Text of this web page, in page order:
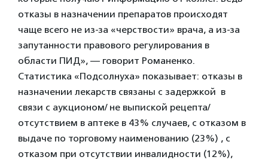
отказы в назначении препаратов происходят
чаще всего не из-за «черствости» врача, а из-за
запутанности правового регулирования в
области ПИД», — говорит Романенко.
Статистика «Подсолнуха» показывает: отказы в
назначении лекарств связаны с задержкой в
связи с аукционом/ не выпиской рецепта/
отсутствием в аптеке в 43% случаев, с отказом в
выдаче по торговому наименованию (23%) , с
отказом при отсутствии инвалидности (12%),